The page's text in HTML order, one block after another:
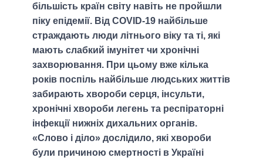
більшість країн світу навіть не пройшли
піку епідемії. Від COVID-19 найбільше
страждають люди літнього віку та ті, які
мають слабкий імунітет чи хронічні
захворювання. При цьому вже кілька
років поспіль найбільше людських життів
забирають хвороби серця, інсульти,
хронічні хвороби легень та респіраторні
інфекції нижніх дихальних органів.
«Слово і діло» дослідило, які хвороби
були причиною смертності в Україні